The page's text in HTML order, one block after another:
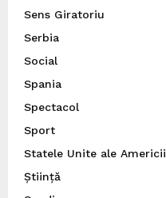
Sens Giratoriu
Serbia
Social
Spania
Spectacol
Sport
Statele Unite ale Americii
Știință